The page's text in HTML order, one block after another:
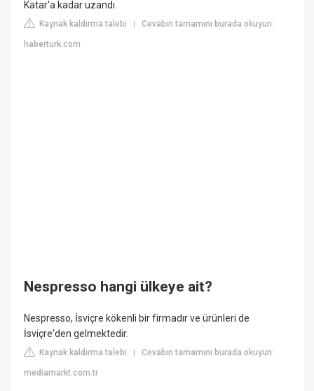
Katar'a kadar uzandı.
Kaynak kaldırma talebi |Cevabın tamamını burada okuyun:
haberturk.com
Nespresso hangi ülkeye ait?
Nespresso, İsviçre kökenli bir firmadır ve ürünleri de
İsviçre'den gelmektedir.
Kaynak kaldırma talebi |Cevabın tamamını burada okuyun:
mediamarkt.com.tr